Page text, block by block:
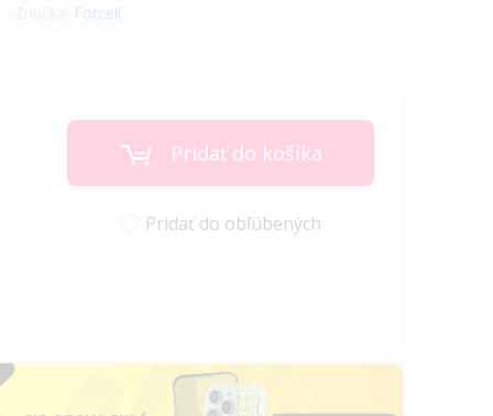
Forcell
Pridať do košíka
Pridať do obľúbených